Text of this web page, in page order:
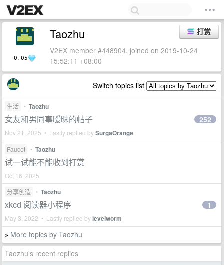
0.05
打赏
Taozhu
V2EX member #448904, joined on 2019-10-24
15:52:11 +08:00
Switch topics list
生活 • Taozhu
女友和男同事暧昧的帖子
Nov 21, 2025 • Lastly replied bySurgaOrange
252
Faucet • Taozhu
试一试能不能收到打赏
Oct 16, 2025
分享创造
• Taozhu
xkcd 阅读器小程序
May 3, 2022 • Lastly replied bylevelworm
1
» More topics by Taozhu
Taozhu's recent replies